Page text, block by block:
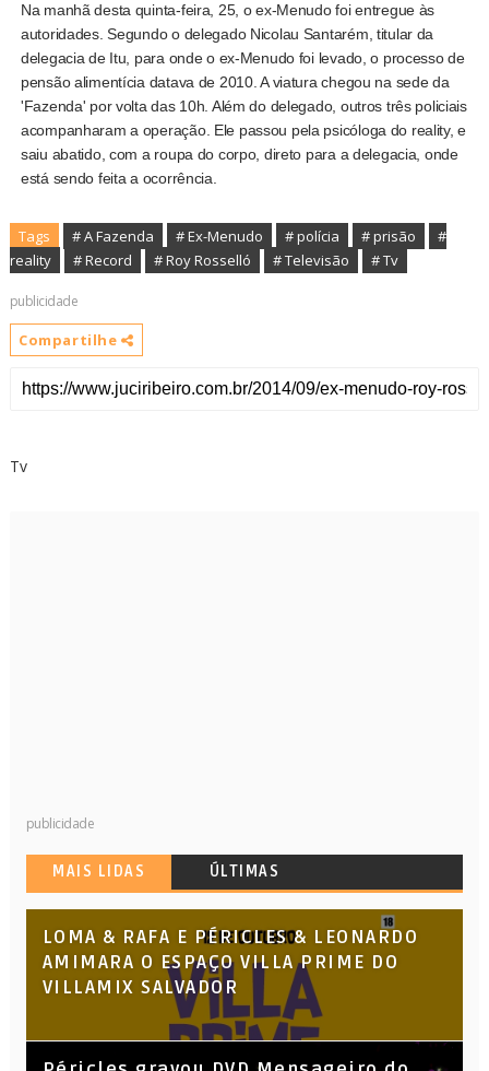
Na manhã desta quinta-feira, 25, o ex-Menudo foi entregue às
autoridades. Segundo o delegado Nicolau Santarém, titular da
delegacia de Itu, para onde o ex-Menudo foi levado, o processo de
pensão alimentícia datava de 2010. A viatura chegou na sede da
'Fazenda' por volta das 10h. Além do delegado, outros três policiais
acompanharam a operação. Ele passou pela psicóloga do reality, e
saiu abatido, com a roupa do corpo, direto para a delegacia, onde
está sendo feita a ocorrência.
Tags # A Fazenda # Ex-Menudo # polícia # prisão
#
reality
# Record # Roy Rosselló # Televisão # Tv
publicidade
Compartilhe
Tv
publicidade
MAIS LIDAS ÚLTIMAS
LOMA & RAFA E PÉRICLES & LEONARDO
AMIMARA O ESPAÇO VILLA PRIME DO
VILLAMIX SALVADOR